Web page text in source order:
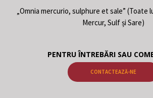
„Omnia mercurio, sulphure et sale” (Toate
Mercur, Sulf și Sare)
PENTRU ÎNTREBĂRI SAU
CONTACTEAZĂ-NE